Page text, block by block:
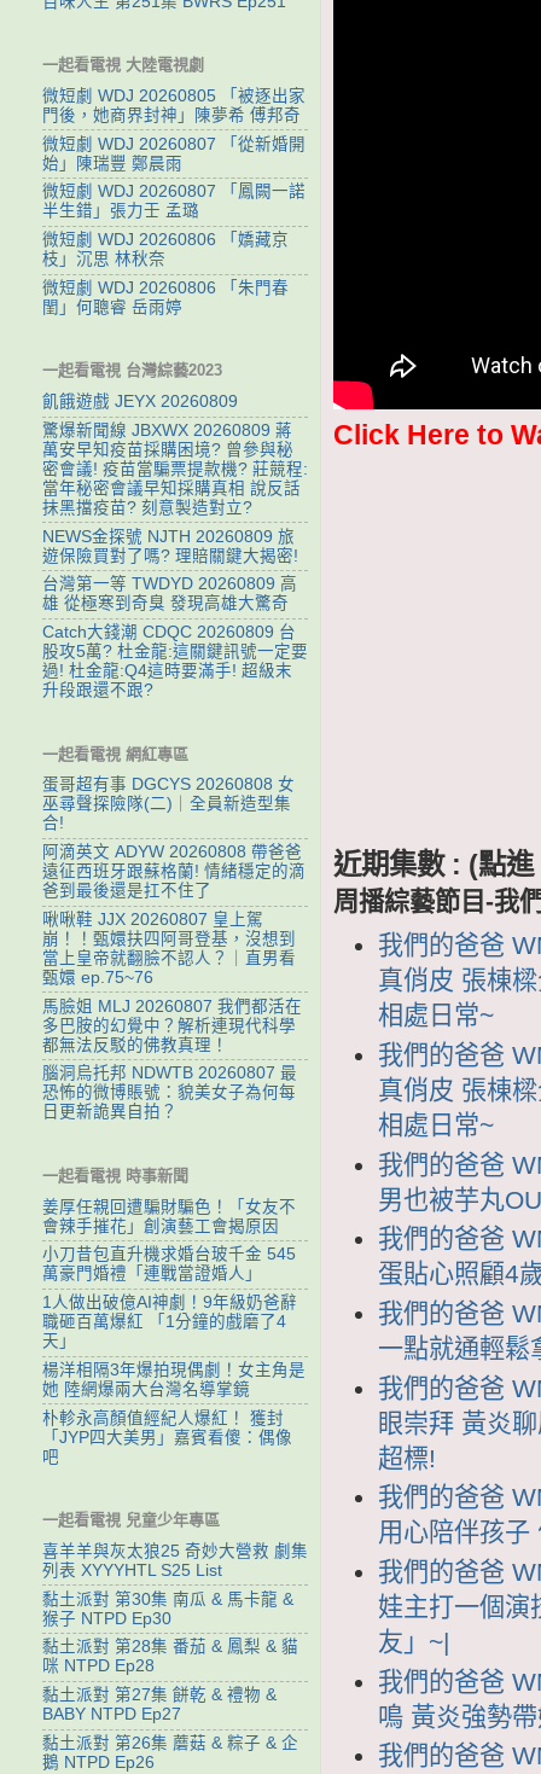
Click Here to
近期集數 : (點
周播綜藝節目-我
我們的爸爸
真俏皮 張棟
相處日常~
我們的爸爸
真俏皮 張棟
相處日常~
我們的爸爸
男也被芋丸
我們的爸爸
蛋貼心照顧4
我們的爸爸
一點就通輕鬆
我們的爸爸
眼崇拜 黃炎
超標!
我們的爸爸
用心陪伴孩子
我們的爸爸
娃主打一個演
友」~|
我們的爸爸
鳴 黃炎強勢
我們的爸爸
一起看電視 大陸電視劇
微短劇 WDJ 20260805 「被逐出家
門後，她商界封神」陳夢希 傅邦奇
微短劇 WDJ 20260807 「從新婚開
始」陳瑞豐 鄭晨雨
微短劇 WDJ 20260807 「鳳闕一諾
半生錯」張力壬 孟璐
微短劇 WDJ 20260806 「嬌藏京
枝」沉思 林秋奈
微短劇 WDJ 20260806 「朱門春
閨」何聰睿 岳雨婷
一起看電視 台灣綜藝2023
飢餓遊戲 JEYX 20260809
驚爆新聞線 JBXWX 20260809 蔣
萬安早知疫苗採購困境? 曾參與秘
密會議! 疫苗當騙票提款機? 莊競程:
當年秘密會議早知採購真相 說反話
抹黑擋疫苗? 刻意製造對立?
NEWS金探號 NJTH 20260809 旅
遊保險買對了嗎? 理賠關鍵大揭密!
台灣第一等 TWDYD 20260809 高
雄 從極寒到奇臭 發現高雄大驚奇
Catch大錢潮 CDQC 20260809 台
股攻5萬? 杜金龍:這關鍵訊號一定要
過! 杜金龍:Q4這時要滿手! 超級末
升段跟還不跟?
一起看電視 網紅專區
蛋哥超有事 DGCYS 20260808 女
巫尋聲探險隊(二)｜全員新造型集
合!
阿滴英文 ADYW 20260808 帶爸爸
遠征西班牙跟蘇格蘭! 情緒穩定的滴
爸到最後還是扛不住了
啾啾鞋 JJX 20260807 皇上駕
崩！！甄嬛扶四阿哥登基，沒想到
當上皇帝就翻臉不認人？｜直男看
甄嬛 ep.75~76
馬臉姐 MLJ 20260807 我們都活在
多巴胺的幻覺中？解析連現代科學
都無法反駁的佛教真理！
腦洞烏托邦 NDWTB 20260807 最
恐怖的微博賬號：貌美女子為何每
日更新詭異自拍？
一起看電視 時事新聞
姜厚任親回遭騙財騙色！「女友不
會辣手摧花」創演藝工會揭原因
小刀昔包直升機求婚台玻千金 545
萬豪門婚禮「連戰當證婚人」
1人做出破億AI神劇！9年級奶爸辭
職砸百萬爆紅 「1分鐘的戲磨了4
天」
楊洋相隔3年爆拍現偶劇！女主角是
她 陸網爆兩大台灣名導掌鏡
朴軫永高顏值經紀人爆紅！ 獲封
「JYP四大美男」嘉賓看傻：偶像
吧
一起看電視 兒童少年專區
喜羊羊與灰太狼25 奇妙大營救 劇集
列表 XYYYHTL S25 List
黏土派對 第30集 南瓜 & 馬卡龍 &
猴子 NTPD Ep30
黏土派對 第28集 番茄 & 鳳梨 & 貓
咪 NTPD Ep28
黏土派對 第27集 餅乾 & 禮物 &
BABY NTPD Ep27
黏土派對 第26集 蘑菇 & 粽子 & 企
鵝 NTPD Ep26